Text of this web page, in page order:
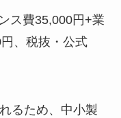
ス費35,000円+業
、税抜・公式
るため、中小製